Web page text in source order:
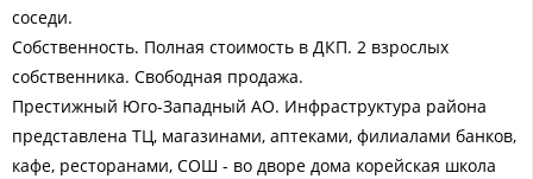
соседи.
Собственность. Полная стоимость в ДКП. 2 взрослых
собственника. Свободная продажа.
Престижный Юго-Западный АО. Инфраструктура района
представлена ТЦ, магазинами, аптеками, филиалами банков,
кафе, ресторанами, СОШ - во дворе дома корейская школа